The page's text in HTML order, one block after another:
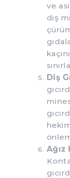
ve
diş
Diş
Ağız